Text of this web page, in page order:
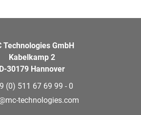
Technologies GmbH
Kabelkamp 2
D-30179 Hannover
(0) 511 67 69 99 - 0
technologies.com